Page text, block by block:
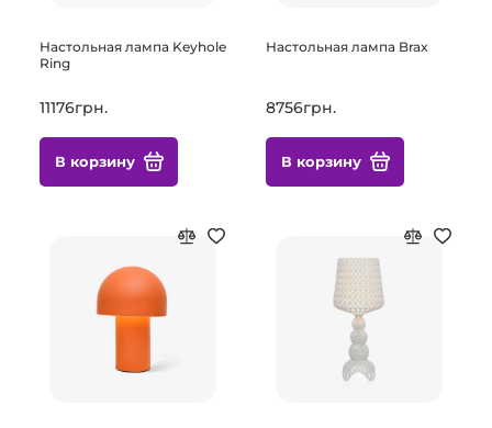
Настольная лампа Keyhole
Ring
11176грн.
В корзину
Настольная лампа Brax
8756грн.
В корзину